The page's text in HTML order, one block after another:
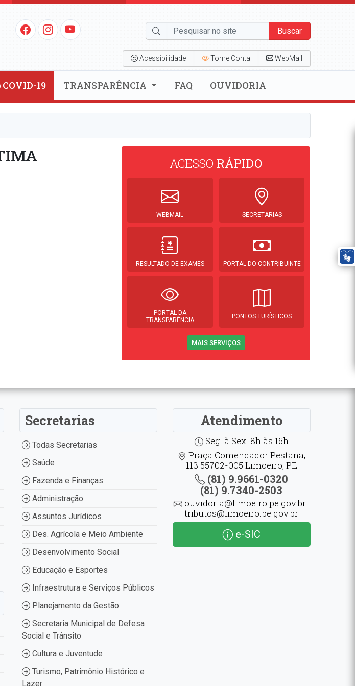
Buscar
Acessibilidade Tome Conta WebMail
COVID-19 TRANSPARÊNCIA FAQ OUVIDORIA
ACESSO RÁPIDO
WEBMAIL SECRETARIAS
RESULTADO DE EXAMES PORTAL DO CONTRIBUINTE
PORTAL DA
TRANSPARÊNCIA
PONTOS TURÍSTICOS
MAIS SERVIÇOS
Secretarias
Todas Secretarias
Saúde
Fazenda e Finanças
Administração
Assuntos Jurídicos
Des. Agrícola e Meio Ambiente
Desenvolvimento Social
Educação e Esportes
Infraestrutura e Serviços Públicos
Planejamento da Gestão
Secretaria Municipal de Defesa
Social e Trânsito
Cultura e Juventude
Turismo, Patrimônio Histórico e
Lazer
Atendimento
Seg. à Sex. 8h às 16h
Praça Comendador Pestana,
113 55702-005 Limoeiro, PE
(81) 9.9661-0320
(81) 9.7340-2503
ouvidoria@limoeiro.pe.gov.br |
tributos@limoeiro.pe.gov.br
e-SIC